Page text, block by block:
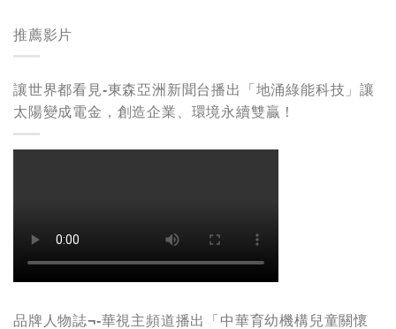
推薦影片
讓世界都看見-東森亞洲新聞台播出「地涌綠能科技」讓
太陽變成電金，創造企業、環境永續雙贏！
品牌人物誌¬-華視主頻道播出「中華育幼機構兒童關懷